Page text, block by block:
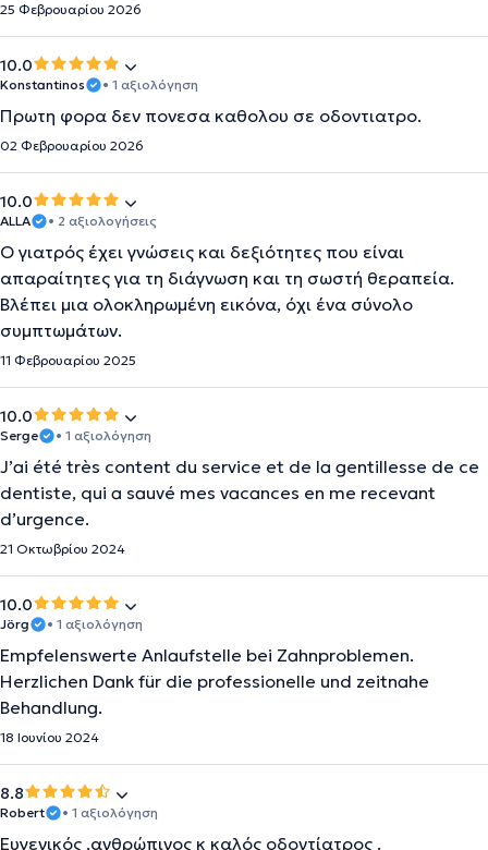
25 Φεβρουαρίου 2026
10.0
Konstantinos • 1 αξιολόγηση
Πρωτη φορα δεν πονεσα καθολου σε οδοντιατρο.
02 Φεβρουαρίου 2026
10.0
ALLA • 2 αξιολογήσεις
Ο γιατρός έχει γνώσεις και δεξιότητες που είναι
απαραίτητες για τη διάγνωση και τη σωστή θεραπεία.
Βλέπει μια ολοκληρωμένη εικόνα, όχι ένα σύνολο
συμπτωμάτων.
11 Φεβρουαρίου 2025
10.0
Serge • 1 αξιολόγηση
J’ai été très content du service et de la gentillesse de ce
dentiste, qui a sauvé mes vacances en me recevant
d’urgence.
21 Οκτωβρίου 2024
10.0
Jörg • 1 αξιολόγηση
Empfelenswerte Anlaufstelle bei Zahnproblemen.
Herzlichen Dank für die professionelle und zeitnahe
Behandlung.
18 Ιουνίου 2024
8.8
Robert • 1 αξιολόγηση
Ευγενικός ,ανθρώπινος κ καλός οδοντίατρος .